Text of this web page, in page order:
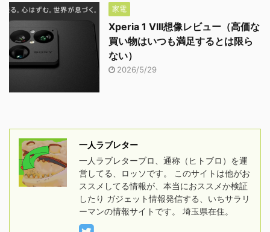
家電
Xperia 1 VIII想像レビュー（高価な
買い物はいつも満足するとは限ら
ない）
2026/5/29
一人ラブレター
一人ラブレターブロ、通称（ヒトブロ）を運
営してる、ロッソです。 このサイトは他がお
ススメしてる情報が、本当におススメか検証
したり ガジェット情報発信する、いちサラリ
ーマンの情報サイトです。 埼玉県在住。